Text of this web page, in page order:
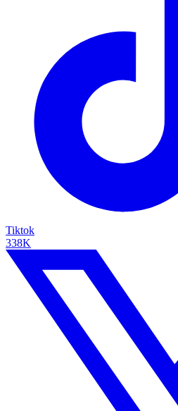
Tiktok
338K